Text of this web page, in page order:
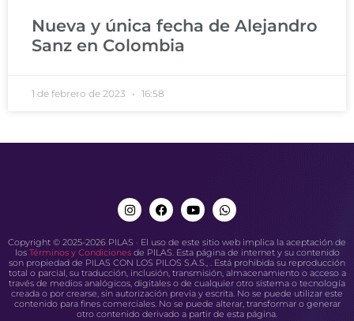
Nueva y única fecha de Alejandro
Sanz en Colombia
1 de febrero de 2023 16:58
Copyright © 2025-2026 PILAS · El uso de este sitio web implica la aceptación de
los Términos y Condicionesde PILAS. Esta página de internet y su contenido
son propiedad de PILAS CON LOS PILOS S.A.S., . Está prohibida su reproducción
total o parcial, su traducción, inclusión, transmisión, almacenamiento o acceso a
través de medios analógicos, digitales o de cualquier otro sistema o tecnología
creada o por crearse, sin autorización previa y escrita. No se puede utilizar este
contenido para fines comerciales. No se puede alterar, transformar o generar
otro contenido derivado a partir de esta página.